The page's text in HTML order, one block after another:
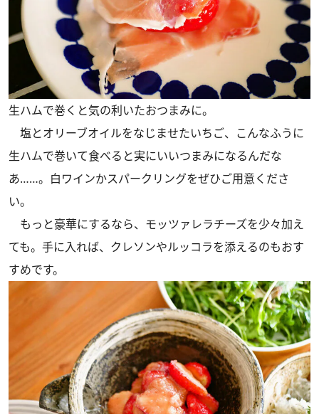
生ハムで巻くと気の利いたおつまみに。
塩とオリーブオイルをなじませたいちご、こんなふうに
生ハムで巻いて食べると実にいいつまみになるんだな
あ……。白ワインかスパークリングをぜひご用意くださ
い。
もっと豪華にするなら、モッツァレラチーズを少々加え
ても。手に入れば、クレソンやルッコラを添えるのもおす
すめです。